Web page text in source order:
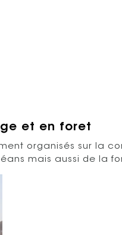
et en foret
organisés sur la
mais aussi de la